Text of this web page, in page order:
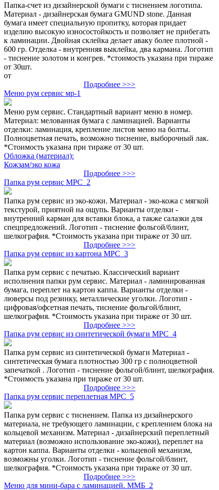
Папка-счет из дизайнерской бумаги с тиснением логотипа.
Материал - дизайнерская бумага GMUND stone. Данная
бумага имеет специальную пропитку, которая придает
изделию высокую износостойкость и позволяет не прибегать
к ламинации. Двойная склейка делает аваку более плотной -
600 гр. Отделка - внутренняя выклейка, два кармана. Логотип
- тиснение золотом и конгрев. *стоимость указана при тираже
от 30шт.
от
Подробнее >>>
Меню рум сервис мр-1
Меню рум сервис. Стандартный вариант меню в номер.
Материал: мелованная бумага с ламинацией. Варианты
отделки: ламинация, крепление листов меню на болты.
Полноцветная печать, возможно тиснение, выборочный лак.
*Стоимость указана при тираже от 30 шт.
Обложка (материал):
Кожзам/эко кожа
Подробнее >>>
Папка рум сервис МРС_2
Папка рум сервис из эко-кожи. Материал - эко-кожа с мягкой
текстурой, приятной на ощупь. Варианты отделки -
внутренний карман для вставки блока, а также салазки для
спецпредложений. Логотип - тиснение фольгой/блинт,
шелкография. *Стоимость указана при тираже от 30 шт.
Подробнее >>>
Папка рум сервис из картона МРС_3
Папка рум сервис с печатью. Классический вариант
исполнения папки рум сервис. Материал - ламинированная
бумага, переплет на картон каппа. Варианты отделки -
люверсы под резинку, металлические уголки. Логотип -
цифровая/офсетная печать, тиснение фольгой/блинт,
шелкография. *Стоимость указана при тираже от 30 шт.
Подробнее >>>
Папка рум сервис из синтетической бумаги МРС_4
Папка рум сервис из синтетической бумаги Материал -
синтетическая бумага плотностью 300 гр с полноцветной
запечаткой . Логотип - тиснение фольгой/блинт, шелкография.
*Стоимость указана при тираже от 30 шт.
Подробнее >>>
Папка рум сервис переплетная МРС_5
Папка рум сервис с тиснением. Папка из дизайнерского
материала, не требующего ламинации, с креплением блока на
кольцевой механизм. Материал - дизайнерский переплетный
материал (возможно использование эко-кожи), переплет на
картон каппа. Варианты отделки - кольцевой механизм,
возможны уголки. Логотип - тиснение фольгой/блинт,
шелкография. *Стоимость указана при тираже от 30 шт.
Подробнее >>>
Меню для мини-бара с ламинацией. ММБ_2